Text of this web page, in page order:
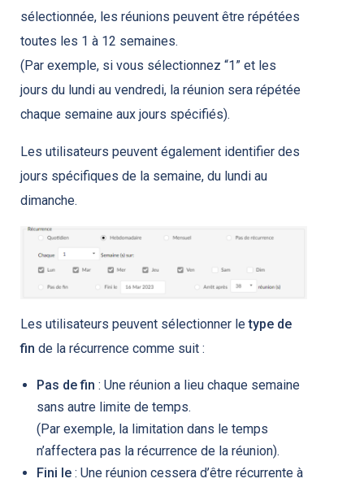
sélectionnée, les réunions peuvent être répétées
toutes les 1 à 12 semaines.
(Par exemple, si vous sélectionnez “1” et les
jours du lundi au vendredi, la réunion sera répétée
chaque semaine aux jours spécifiés).
Les utilisateurs peuvent également identifier des
jours spécifiques de la semaine, du lundi au
dimanche.
Les utilisateurs peuvent sélectionner letype de
fin de la récurrence comme suit :
Pas de fin : Une réunion a lieu chaque semaine
sans autre limite de temps.
(Par exemple, la limitation dans le temps
n’affectera pas la récurrence de la réunion).
Fini le : Une réunion cessera d’être récurrente à